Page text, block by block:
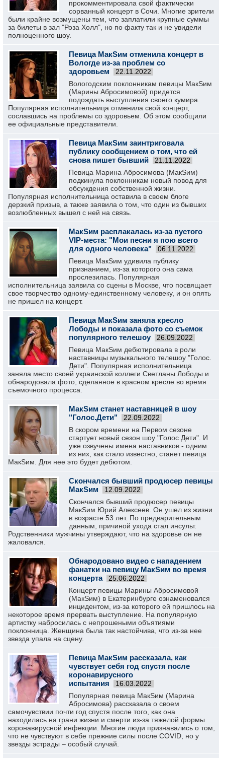
прокомментировала свой фактически
сорванный концерт в Сочи. Многие зрители
были крайне возмущены тем, что заплатили крупные суммы
за билеты в зал "Роза Холл", но по факту так и не увидели
полноценного шоу.
Певица МакSим отменила концерт в
Вологде из-за проблем со
здоровьем
22.11.2022
Вологодским поклонникам певицы МакSим
(Марины Абросимовой) придется
подождать выступления своего кумира.
Популярная исполнительница отменила свой концерт,
сославшись на проблемы со здоровьем. Об этом сообщили
ее официальные представители.
Певица МакSим заинтриговала
публику сообщением о том, что ей
снова пишет бывший
21.11.2022
Певица Марина Абросимова (МакSим)
подкинула поклонникам новый повод для
обсуждения собственной жизни.
Популярная исполнительница оставила в своем блоге
дерзкий призыв, а также заявила о том, что один из бывших
возлюбленных вышел с ней на связь.
МакSим расплакалась из-за пустого
VIP-места: "Мои песни я пою всего
для одного человека"
06.11.2022
Певица МакSим удивила публику
признанием, из-за которого она сама
прослезилась. Популярная
исполнительница заявила со сцены в Москве, что посвящает
свое творчество одному-единственному человеку, и он опять
не пришел на концерт.
Певица МакSим заняла кресло
Лободы и показала фото со съемок
популярного телешоу
26.09.2022
Певица МакSим дебютировала в роли
наставницы музыкального телешоу "Голос.
Дети". Популярная исполнительница
заняла место своей украинской коллеги Светланы Лободы и
обнародовала фото, сделанное в красном кресле во время
съемочного процесса.
МакSим станет наставницей в шоу
"Голос.Дети"
22.09.2022
В скором времени на Первом сезоне
стартует новый сезон шоу "Голос Дети". И
уже озвучены имена наставников - одним
из них, как стало известно, станет певица
МакSим. Для нее это будет дебютом.
Скончался бывший продюсер певицы
МакSим
12.09.2022
Скончался бывший продюсер певицы
МакSим Юрий Алексеев. Он ушел из жизни
в возрасте 53 лет. По предварительным
данным, причиной ухода стал инсульт.
Родственники мужчины утверждают, что на здоровье он не
жаловался.
Обнародовано видео с нападением
фанатки на певицу МакSим во время
концерта
25.06.2022
Концерт певицы Марины Абросимовой
(МакSим) в Екатеринбурге ознаменовался
инцидентом, из-за которого ей пришлось на
некоторое время прервать выступление. На популярную
артистку набросилась с непрошеными объятиями
поклонница. Женщина была так настойчива, что из-за нее
звезда упала на сцену.
Певица МакSим рассказала, как
чувствует себя год спустя после
коронавирусного
испытания
16.03.2022
Популярная певица МакSим (Марина
Абросимова) рассказала о своем
самочувствии почти год спустя после того, как она
находилась на грани жизни и смерти из-за тяжелой формы
коронавирусной инфекции. Многие люди признавались о том,
что не чувствуют в себе прежние силы после COVID, но у
звезды эстрады – особый случай.